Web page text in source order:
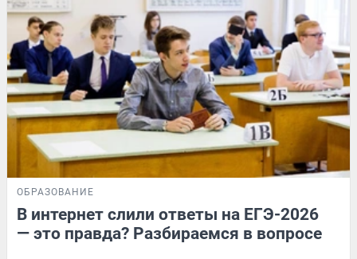
ОБРАЗОВАНИЕ
В интернет слили ответы на ЕГЭ-2026
— это правда? Разбираемся в вопросе